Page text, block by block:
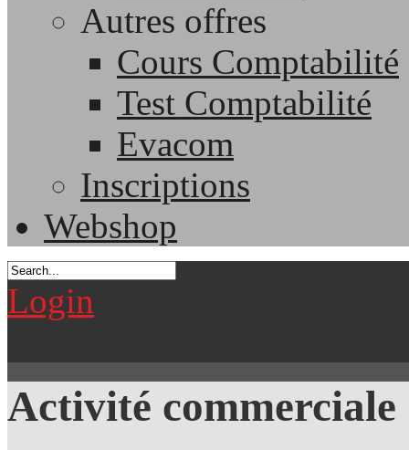
Autres offres
Cours Comptabilité
Test Comptabilité
Evacom
Inscriptions
Webshop
Login
Activité commerciale